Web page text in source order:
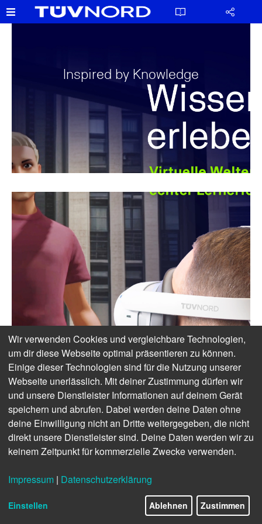
Inspired by Knowledge
Wir verwenden Cookies und vergleichbare Technologien,
um dir diese Webseite optimal präsentieren zu können.
Einige dieser Technologien sind für die Nutzung unserer
Webseite unerlässlich. Mit deiner Zustimmung dürfen wir
und unsere Dienstleister Informationen auf deinem Gerät
speichern und abrufen. Dabei werden deine Daten ohne
deine Einwilligung nicht an Dritte weitergegeben, die nicht
direkt unsere Dienstleister sind. Deine Daten werden wir zu
keinem Zeitpunkt für kommerzielle Zwecke verwenden.
Impressum | Datenschutzerklärung
Einstellen Ablehnen Zustimmen